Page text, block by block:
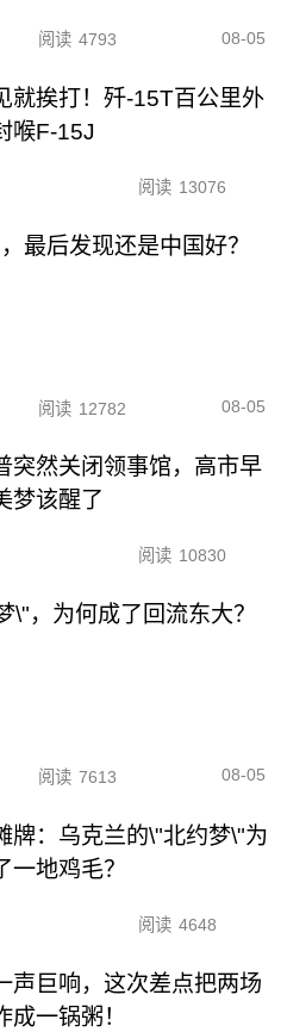
阅读 4793 08-05
就挨打！歼-15T百公里外
喉F-15J
阅读 13076
最后发现还是中国好？
阅读 12782 08-05
突然关闭领事馆，高市早
梦该醒了
阅读 10830
，为何成了回流东大？
阅读 7613 08-05
牌：乌克兰的\"北约梦\"为
一地鸡毛？
阅读 4648
声巨响，这次差点把两场
成一锅粥！